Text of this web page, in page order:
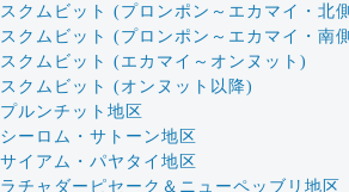
スクムビット (プロンポン～エカマイ・北
スクムビット (プロンポン～エカマイ・南
スクムビット (エカマイ～オンヌット)
スクムビット (オンヌット以降)
プルンチット地区
シーロム・サトーン地区
サイアム・パヤタイ地区
ラチャダーピセーク＆ニューペッブリ地区